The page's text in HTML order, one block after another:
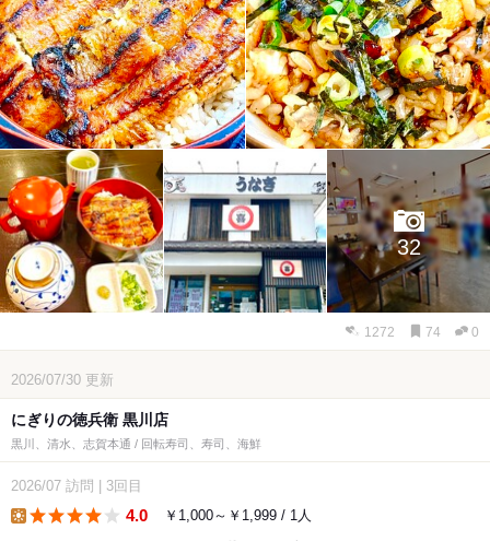
32
1272 74 0
2026/07/30 更新
にぎりの徳兵衛 黒川店
黒川、清水、志賀本通 / 回転寿司、寿司、海鮮
2026/07 訪問 3回目
4.0 ￥1,000～￥1,999 / 1人